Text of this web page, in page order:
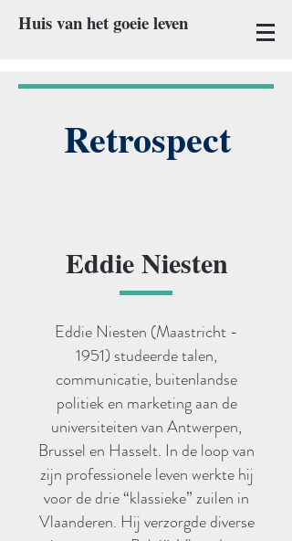
Huis van het goeie leven
Retrospect
Eddie Niesten
Eddie Niesten (Maastricht -
1951) studeerde talen,
communicatie, buitenlandse
politiek en marketing aan de
universiteiten van Antwerpen,
Brussel en Hasselt. In de loop van
zijn professionele leven werkte hij
voor de drie “klassieke” zuilen in
Vlaanderen. Hij verzorgde diverse